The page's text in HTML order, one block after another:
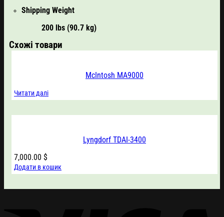
Shipping Weight
200 lbs (90.7 kg)
Схожі товари
McIntosh MA9000
Читати далі
Lyngdorf TDAI-3400
7,000.00 $
Додати в кошик